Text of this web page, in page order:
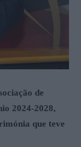
de
2024-2028,
que teve